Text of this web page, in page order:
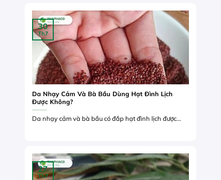
Da Nhạy Cảm Và Bà Bầu Dùng Hạt Đình Lịch
Được Không?
Da nhạy cảm và bà bầu có đắp hạt đình lịch được...
30
Th7
27
Th7